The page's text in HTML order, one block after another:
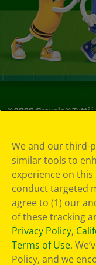
©2026Crayola® Tutti
in materia di
privacy
Informativa sulla
privacy
Termini SMS
GDPR
Informativa sulla
privacy di CA
Technologies
Preferenze cookie
We and our third-
similar tools to
experience on
conduct targeted
agree to (1) our
of these tracking
Privacy Policy,
Terms of Use.
Policy, and we